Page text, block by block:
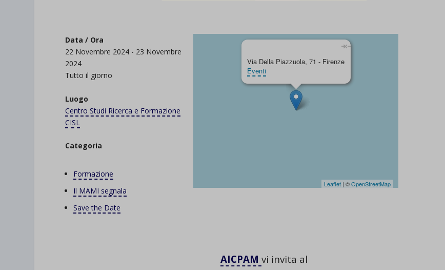
Via Della Piazzuola, 71 - Firenze
Eventi
×
Leaflet | ©OpenStreetMap
Data / Ora
22 Novembre 2024 - 23 Novembre
2024
Tutto il giorno
Luogo
Centro Studi Ricerca e Formazione
CISL
Categoria
Formazione
Il MAMI segnala
Save the Date
AICPAM vi invita al